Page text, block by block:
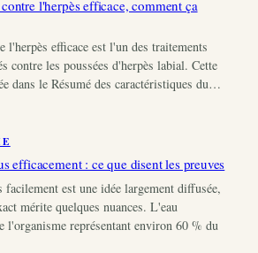
l'herpès efficace, comment ça
efficace est l'un des traitements
contre les poussées d'herpès labial. Cette
dans le Résumé des caractéristiques du…
efficacement : ce que disent les preuves
est une idée largement diffusée,
mérite quelques nuances. L'eau
l'organisme représentant environ 60 % du